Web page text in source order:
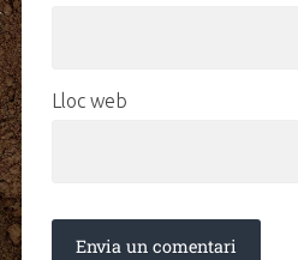
Lloc web